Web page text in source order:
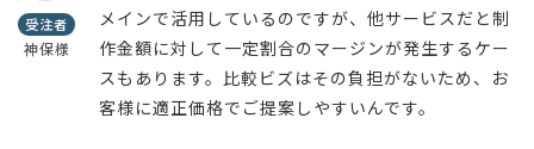
受注者
神保様
メインで活用しているのですが、他サービスだと制
作金額に対して一定割合のマージンが発生するケー
スもあります。比較ビズはその負担がないため、お
客様に適正価格でご提案しやすいんです。